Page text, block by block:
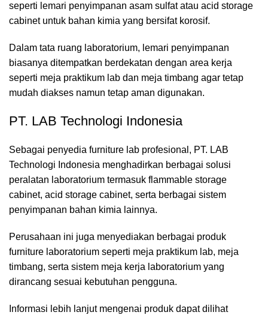
seperti lemari penyimpanan asam sulfat atau acid storage
cabinet untuk bahan kimia yang bersifat korosif.
Dalam tata ruang laboratorium, lemari penyimpanan
biasanya ditempatkan berdekatan dengan area kerja
seperti meja praktikum lab dan meja timbang agar tetap
mudah diakses namun tetap aman digunakan.
PT. LAB Technologi Indonesia
Sebagai penyedia furniture lab profesional, PT. LAB
Technologi Indonesia menghadirkan berbagai solusi
peralatan laboratorium termasuk flammable storage
cabinet, acid storage cabinet, serta berbagai sistem
penyimpanan bahan kimia lainnya.
Perusahaan ini juga menyediakan berbagai produk
furniture laboratorium seperti meja praktikum lab, meja
timbang, serta sistem meja kerja laboratorium yang
dirancang sesuai kebutuhan pengguna.
Informasi lebih lanjut mengenai produk dapat dilihat